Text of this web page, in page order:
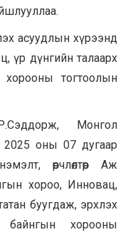
асуудлын хүрээнд
үр дүнгийн талаарх
тогтоолын
Монгол
оны 07 дугаар
өөрчлөлтөөр Аж
хороо, Инновац,
буугдаж, эрхлэх
байнгын хорооны